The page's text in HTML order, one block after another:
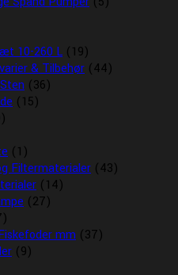
10-260 L (19)
& Tilbehør (44)
(36)
(15)
(1)
Filtermaterialer (43)
(14)
(27)
mm (37)
(9)